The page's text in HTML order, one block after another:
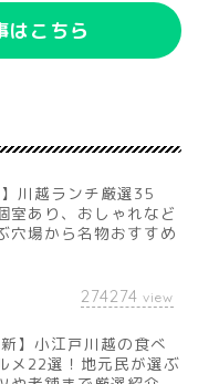
はこちら
川越ランチ厳選35
室あり、おしゃれなど
穴場から名物おすすめ
274274 view
】小江戸川越の食べ
メ22選！地元民が選ぶ